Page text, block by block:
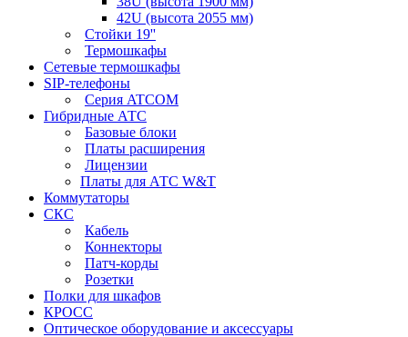
42U (высота 2055 мм)
Стойки 19''
Термошкафы
Сетевые термошкафы
SIP-телефоны
Серия ATCOM
Гибридные АТС
Базовые блоки
Платы расширения
Лицензии
Платы для АТС W&T
Коммутаторы
СКС
Кабель
Коннекторы
Патч-корды
Розетки
Полки для шкафов
КРОСС
Оптическое оборудование и аксессуары